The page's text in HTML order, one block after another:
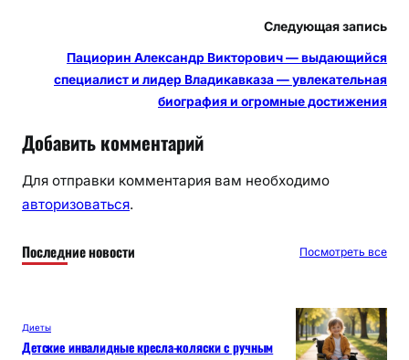
Следующая запись
Пациорин Александр Викторович — выдающийся
специалист и лидер Владикавказа — увлекательная
биография и огромные достижения
Добавить комментарий
Для отправки комментария вам необходимо
авторизоваться.
Последние новости Посмотреть все
Диеты
Детские инвалидные кресла-коляски с ручным